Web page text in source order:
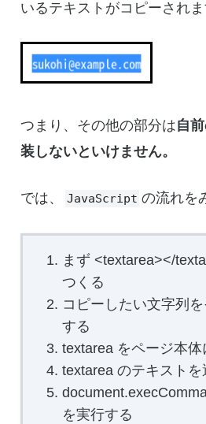
いるテキストがコピーされま
つまり、その他の部分は自
装しないといけません。
では、 JavaScript の流れを
まず <textarea></
つくる
コピーしたい文字列
する
textarea をページ本体
textarea のテキストを
を実行する